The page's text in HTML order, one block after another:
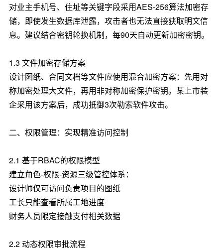
对业主手机号、住址等关键字段采用AES-256算法加密存
储，即使发生数据库泄露，攻击者也无法直接获取明文信
息。建议结合密钥轮换机制，每90天自动更新加密密钥。
1.3 文件加密存储方案
设计图纸、合同文档等文件应使用混合加密方案：先用对
称加密处理大文件，再用非对称加密保护密钥。某上市装
企采用该方案后，成功抵御3次勒索软件攻击。
二、权限管理：实现精准访问控制
2.1 基于RBAC的权限模型
建立角色-权限-资源三级管控体系：
设计师仅可访问负责项目的图纸
工长只能查看所属工地进度
财务人员限定接触支付相关数据
2.2 动态权限审批流程